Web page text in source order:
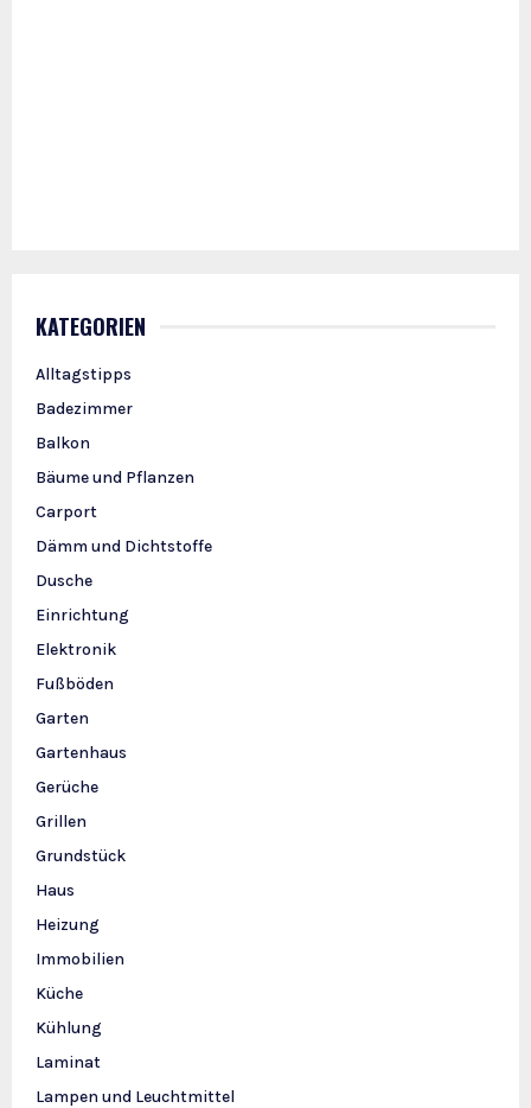
KATEGORIEN
Alltagstipps
Badezimmer
Balkon
Bäume und Pflanzen
Carport
Dämm und Dichtstoffe
Dusche
Einrichtung
Elektronik
Fußböden
Garten
Gartenhaus
Gerüche
Grillen
Grundstück
Haus
Heizung
Immobilien
Küche
Kühlung
Laminat
Lampen und Leuchtmittel